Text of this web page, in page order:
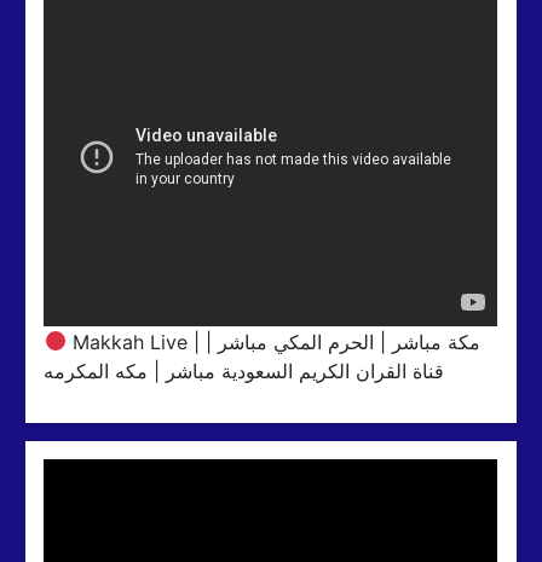
Makkah Live | مكة مباشر | الحرم المكي مباشر |
قناة القران الكريم السعودية مباشر | مكه المكرمه